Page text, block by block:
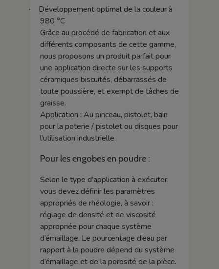
·
Développement optimal de la couleur à
980 °C
Grâce au procédé de fabrication et aux
différents composants de cette gamme,
nous proposons un produit parfait pour
une application directe sur les supports
céramiques biscuités, débarrassés de
toute poussière, et exempt de tâches de
graisse.
Application : Au pinceau, pistolet, bain
pour la poterie / pistolet ou disques pour
l’utilisation industrielle.
Pour les engobes en poudre :
Selon le type d’application à exécuter,
vous devez définir les paramètres
appropriés de rhéologie, à savoir :
réglage de densité et de viscosité
appropriée pour chaque système
d’émaillage. Le pourcentage d’eau par
rapport à la poudre dépend du système
d’émaillage et de la porosité de la pièce.